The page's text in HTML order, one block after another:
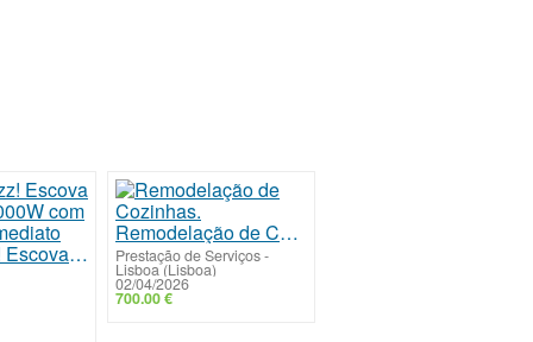
Adeus Frizz! Escova Secadora 1000W com Resultado Imediato
Remodelação de Cozinhas.
Prestação de Serviços-
Lisboa (Lisboa)
02/04/2026
700.00 €